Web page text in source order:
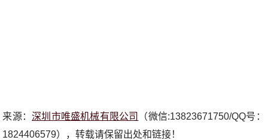
来源：深圳市唯盛机械有限公司
（微信:13823671750/QQ号：
1824406579），转载请保留出处和链接！